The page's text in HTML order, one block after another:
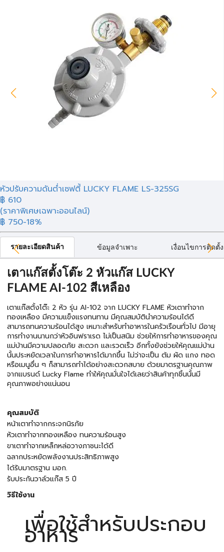
หัวปรับความดันต่ำเซฟตี้ LUCKY FLAME LS-325SG
฿ 610
(ราคาพิเศษเฉพาะออนไลน์)
฿ 750-18%
รายละเอียดสินค้า ข้อมูลจำเพาะ เงื่อนไขการติดตั้ง
เตาแก๊สตั้งโต๊ะ 2 หัวแก๊ส LUCKY
FLAME AI-102 สีเหลือง
เตาแก๊สตั้งโต๊ะ 2 หัว รุ่น AI-102 จาก LUCKY FLAME หัวเตาทำจาก
ทองเหลือง มีความแข็งแรงทนทาน มีคุณสมบัตินำความร้อนได้ดี
สามารถทนความร้อนได้สูง เหมาะสำหรับทำอาหารในครัวเรือนทั่วไป มีอายุ
การทำงานนานกว่าหัวอินฟราเรด ไม่เป็นสนิม ช่วยให้การทำอาหารของคุณ
แม่บ้านมีความปลอดภัย สะดวก และรวดเร็ว อีกทั้งยังช่วยให้คุณแม่บ้าน
นั้นประหยัดเวลาในการทำอาหารได้มากขึ้น ไม่ว่าจะเป็น ต้ม ผัด แกง ทอด
หรือเมนูอื่น ๆ ก็สามารถทำได้อย่างสะดวกสบาย ด้วยมาตรฐานคุณภาพ
จากแบรนด์ Lucky Flame ทำให้คุณมั่นใจได้เลยว่าสินค้าทุกชิ้นนั้นมี
คุณภาพอย่างแน่นอน
คุณสมบัติ
หน้าเตาทำจากกระจกนิรภัย
หัวเตาทำจากทองเหลือง ทนความร้อนสูง
ขาเตาทำจากเหล็กหล่อวางภาชนะได้ดี
ฉลากประหยัดพลังงานประสิทธิภาพสูง
ได้รับมาตรฐาน มอก.
รับประกันวาล์วแก๊ส 5 ปี
วิธีใช้งาน
เพื่อใช้สำหรับประกอบ
อาหาร